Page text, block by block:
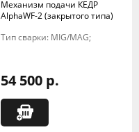
Механизм подачи КЕДР
AlphaWF-2 (закрытого типа)
Тип сварки: MIG/MAG;
54 500 р.